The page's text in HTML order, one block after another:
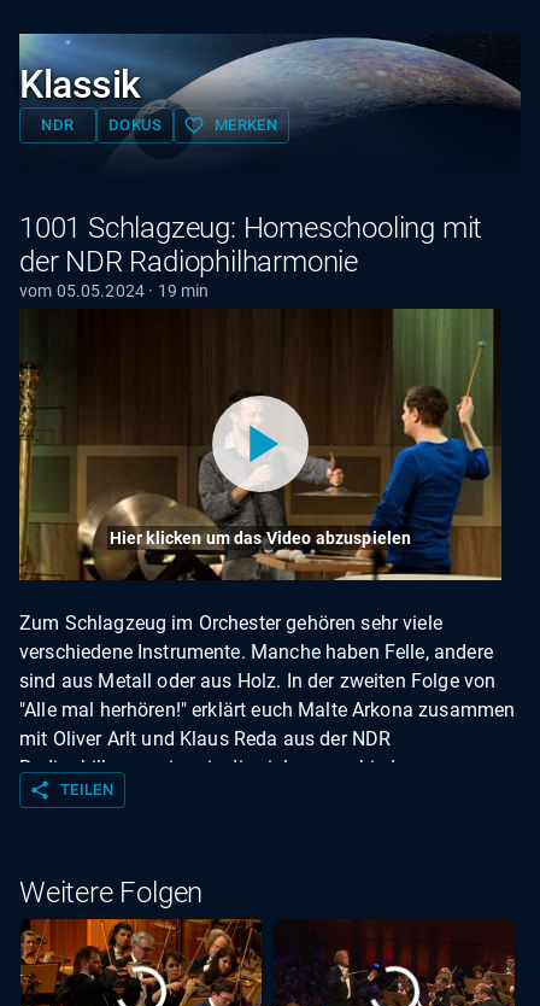
Klassik
NDR DOKUS favorite_border MERKEN
1001 Schlagzeug: Homeschooling mit
der NDR Radiophilharmonie
vom 05.05.2024 · 19 min
Hier klicken um das Video abzuspielen
Zum Schlagzeug im Orchester gehören sehr viele
verschiedene Instrumente. Manche haben Felle, andere
sind aus Metall oder aus Holz. In der zweiten Folge von
"Alle mal herhören!" erklärt euch Malte Arkona zusammen
mit Oliver Arlt und Klaus Reda aus der NDR
Radiophilharmonie, wie die vielen verschiedenen
Instrumente aussehen und klingen. Taucht ein in die Welt
privaten Nutzung und zur Nutzung im Unterricht
downgeloaded werden.
share TEILEN
Weitere Folgen